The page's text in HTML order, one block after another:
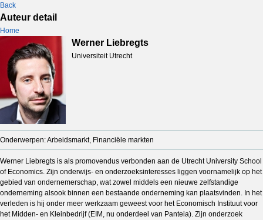
Back
Auteur detail
Home
Werner Liebregts
Universiteit Utrecht
Onderwerpen: Arbeidsmarkt, Financiële markten
Werner Liebregts is als promovendus verbonden aan de Utrecht University School
of Economics. Zijn onderwijs- en onderzoeksinteresses liggen voornamelijk op het
gebied van ondernemerschap, wat zowel middels een nieuwe zelfstandige
onderneming alsook binnen een bestaande onderneming kan plaatsvinden. In het
verleden is hij onder meer werkzaam geweest voor het Economisch Instituut voor
het Midden- en Kleinbedrijf (EIM, nu onderdeel van Panteia). Zijn onderzoek